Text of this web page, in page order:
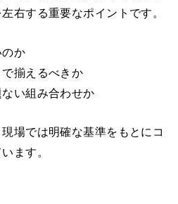
右する重要なポイントです。
のか
で揃えるべきか
ない組み合わせか
場では明確な基準をもとにコ
ます。